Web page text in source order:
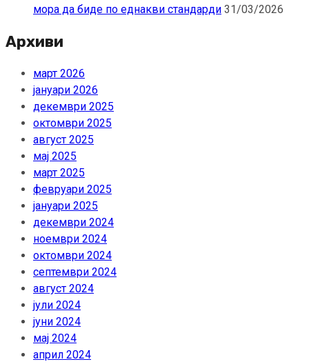
мора да биде по еднакви стандарди 31/03/2026
Архиви
март 2026
јануари 2026
декември 2025
октомври 2025
август 2025
мај 2025
март 2025
февруари 2025
јануари 2025
декември 2024
ноември 2024
октомври 2024
септември 2024
август 2024
јули 2024
јуни 2024
мај 2024
април 2024